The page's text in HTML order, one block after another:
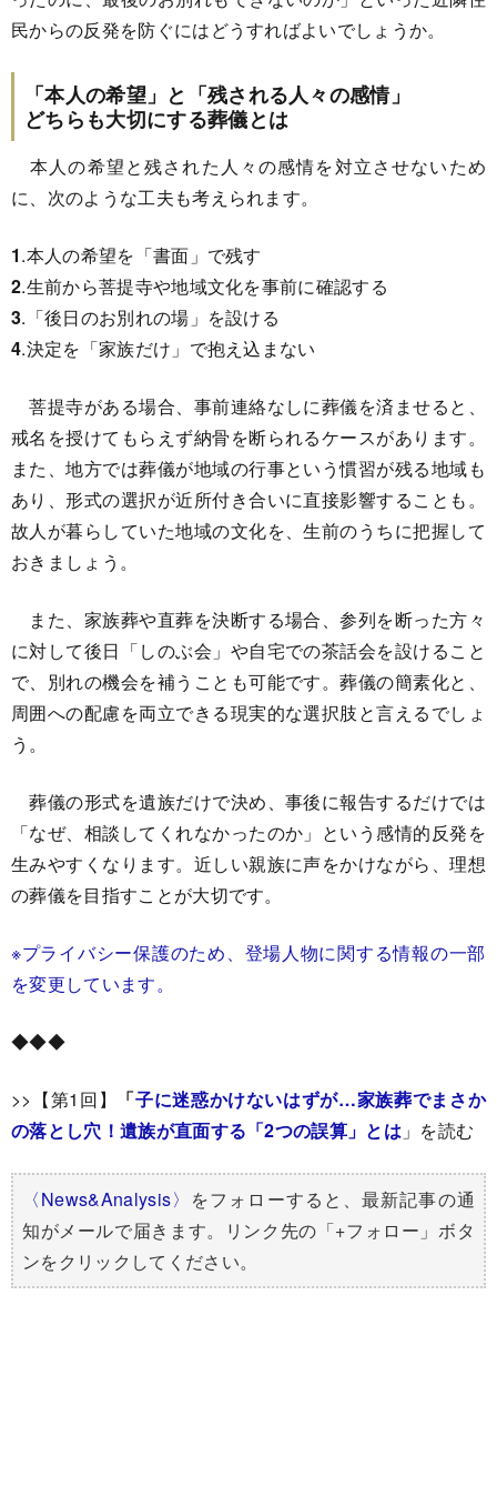
民からの反発を防ぐにはどうすればよいでしょうか。
「本人の希望」と「残される人々の感情」
どちらも大切にする葬儀とは
本人の希望と残された人々の感情を対立させないため
に、次のような工夫も考えられます。
1.本人の希望を「書面」で残す
2.生前から菩提寺や地域文化を事前に確認する
3.「後日のお別れの場」を設ける
4.決定を「家族だけ」で抱え込まない
菩提寺がある場合、事前連絡なしに葬儀を済ませると、
戒名を授けてもらえず納骨を断られるケースがあります。
また、地方では葬儀が地域の行事という慣習が残る地域も
あり、形式の選択が近所付き合いに直接影響することも。
故人が暮らしていた地域の文化を、生前のうちに把握して
おきましょう。
また、家族葬や直葬を決断する場合、参列を断った方々
に対して後日「しのぶ会」や自宅での茶話会を設けること
で、別れの機会を補うことも可能です。葬儀の簡素化と、
周囲への配慮を両立できる現実的な選択肢と言えるでしょ
う。
葬儀の形式を遺族だけで決め、事後に報告するだけでは
「なぜ、相談してくれなかったのか」という感情的反発を
生みやすくなります。近しい親族に声をかけながら、理想
の葬儀を目指すことが大切です。
※プライバシー保護のため、 登場人物に関する情報の一部
を変更しています。
◆◆◆
>>【第1回】 「子に迷惑かけないはずが…家族葬でまさか
の落とし穴！遺族が直面する「2つの誤算」とは 」を読む
〈News&Analysis〉 をフォローすると、最新記事の通
知がメールで届きます。リンク先の「+フォロー」ボタ
ンをクリックしてください。